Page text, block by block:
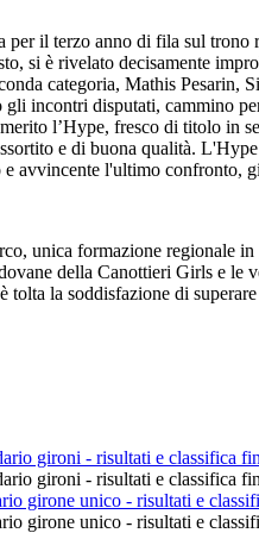
il terzo anno di fila sul
si è rivelato decisamente
categoria, Mathis
incontri disputati, cammino
l’Hype, fresco di titolo in
e di buona qualità.
avvincente l'ultimo confronto,
unica formazione regionale
della Canottieri Girls e
tolta la soddisfazione di
gironi - risultati e classifica
gironi - risultati e classifica
girone unico - risultati e
girone unico - risultati e